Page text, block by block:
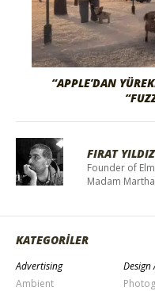
“APPLE’DAN
FIRAT YILDIZ
Founder of
Madam
KATEGORİLER
Advertising
Ambient
Design